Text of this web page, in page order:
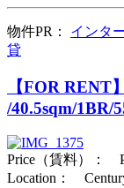
物件PR： インタ
貸
【FOR RENT
/40.5sqm/1BR/
Price（賃料）：
Location：